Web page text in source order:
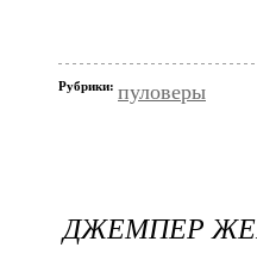
Рубрики: пуловеры
ДЖЕМПЕР